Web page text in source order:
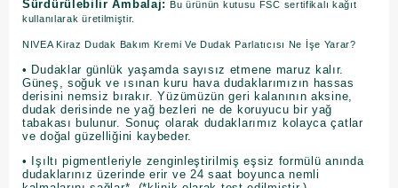
Sürdürülebilir Ambalaj: Bu ürünün kutusu FSC sertifikalı kağıt
kullanılarak üretilmiştir.
NIVEA Kiraz Dudak Bakım Kremi Ve Dudak Parlatıcısı Ne İşe Yarar?
• Dudaklar günlük yaşamda sayısız etmene maruz kalır.
Güneş, soğuk ve ısınan kuru hava dudaklarımızın hassas
derisini nemsiz bırakır. Yüzümüzün geri kalanının aksine,
dudak derisinde ne yağ bezleri ne de koruyucu bir yağ
tabakası bulunur. Sonuç olarak dudaklarımız kolayca çatlar
ve doğal güzelliğini kaybeder.
• Işıltı pigmentleriyle zenginleştirilmiş eşsiz formülü anında
dudaklarınız üzerinde erir ve 24 saat boyunca nemli